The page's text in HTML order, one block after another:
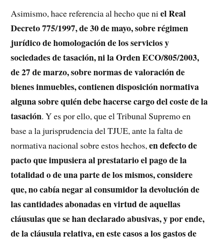
Asimismo, hace referencia al hecho que niel Real
Decreto 775/1997, de 30 de mayo, sobre régimen
jurídico de homologación de los servicios y
sociedades de tasación, ni la Orden ECO/805/2003,
de 27 de marzo, sobre normas de valoración de
bienes inmuebles, contienen disposición normativa
alguna sobre quién debe hacerse cargo del coste de la
tasación. Y es por ello, que el Tribunal Supremo en
base a la jurisprudencia del TJUE, ante la falta de
normativa nacional sobre estos hechos,en defecto de
pacto que impusiera al prestatario el pago de la
totalidad o de una parte de los mismos, considere
que, no cabía negar al consumidor la devolución de
las cantidades abonadas en virtud de aquellas
cláusulas que se han declarado abusivas, y por ende,
de la cláusula relativa, en este casos a los gastos de